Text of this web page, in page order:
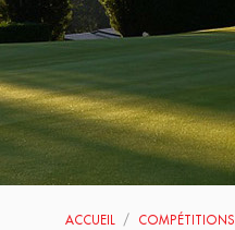
ACCUEIL COMPÉTITIONS